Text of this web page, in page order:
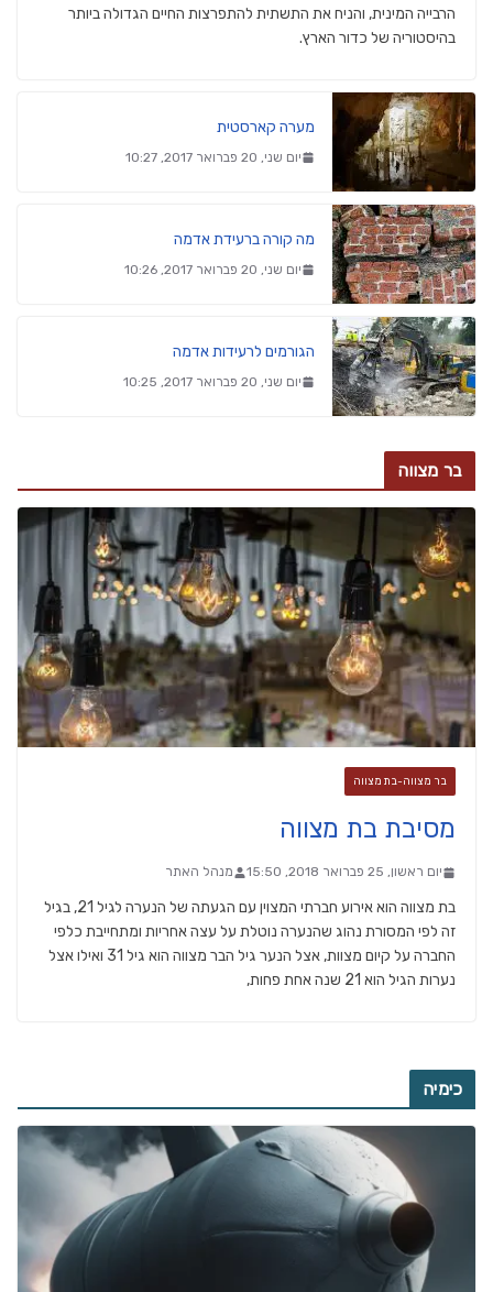
הרבייה המינית, והניח את התשתית להתפרצות החיים הגדולה ביותר
בהיסטוריה של כדור הארץ.
מערה קארסטית
יום שני, 20 פברואר 2017, 10:27
מה קורה ברעידת אדמה
יום שני, 20 פברואר 2017, 10:26
הגורמים לרעידות אדמה
יום שני, 20 פברואר 2017, 10:25
בר מצווה
בר מצווה-בת מצווה
מסיבת בת מצווה
יום ראשון, 25 פברואר 2018, 15:50 מנהל האתר
בת מצווה הוא אירוע חברתי המצוין עם הגעתה של הנערה לגיל 21, בגיל
זה לפי המסורת נהוג שהנערה נוטלת על עצה אחריות ומתחייבת כלפי
החברה על קיום מצוות, אצל הנער גיל הבר מצווה הוא גיל 31 ואילו אצל
נערות הגיל הוא 21 שנה אחת פחות,
כימיה